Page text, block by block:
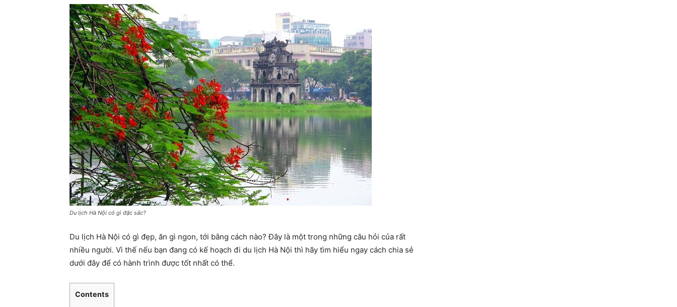
Du lịch Hà Nội có gì đặc sắc?
Du lịch Hà Nội có gì đẹp, ăn gì ngon, tới bằng cách nào? Đây là một trong những câu hỏi của rất
nhiều người. Vì thế nếu bạn đang có kế hoạch đi du lịch Hà Nội thì hãy tìm hiểu ngay cách chia sẻ
dưới đây để có hành trình được tốt nhất có thể.
Contents